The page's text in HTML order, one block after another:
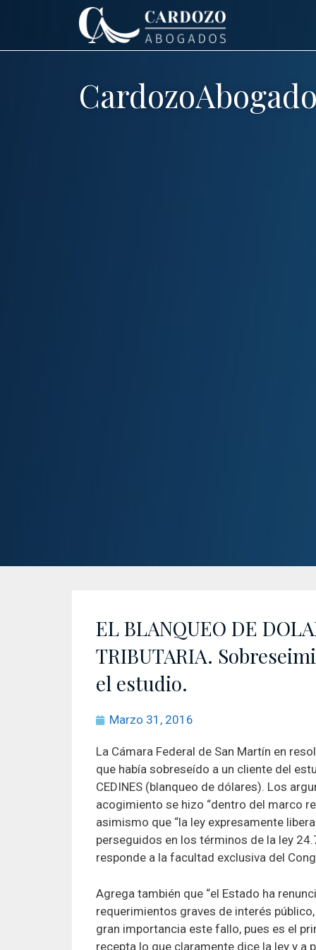
EL BLANQUEO DE
TRIBUTARIA.
el estudio.
Marzo 31, 2016
La Cámara Federal de San Martín en
que había sobreseído a un cliente del
CEDINES (blanqueo de dólares). Los
acogimiento se hizo “dentro del marco
asimismo que “la ley expresamente
perseguidos en los términos de la ley
responde a la facultad exclusiva del
Agrega también que “el Estado ha
requerimientos graves de interés
gran importancia este fallo, pues es el
recepta lo que claramente dice la ley y a